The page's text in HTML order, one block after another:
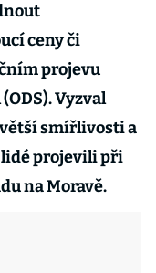
ceny či
projevu
Vyzval
smířlivosti a
projevili při
na Moravě.